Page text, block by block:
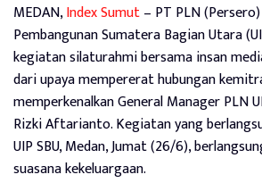
MEDAN,Index Sumut– PT PLN
Pembangunan Sumatera Bagian Utara
kegiatan silaturahmi bersama insan
dari upaya mempererat hubungan
memperkenalkan General Manager PLN
Rizki Aftarianto. Kegiatan yang
UIP SBU, Medan, Jumat (26/6),
suasana kekeluargaan.